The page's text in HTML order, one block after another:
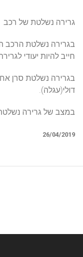
גרירה נשלטת של רכב
בגרירה נשלטת הרכב
חייב להיות יעודי
בגרירה נשלטת סרן
דולי(עגלה).
במצב של גרירה נשלטת
26/04/2019